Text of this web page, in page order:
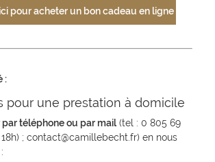
pour acheter un bon cadeau en ligne
:
pour une prestation à domicile
téléphone ou par mail(tel : 0 805 69
; contact@camillebecht.fr) en nous